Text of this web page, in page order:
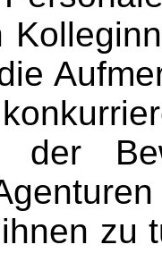
der
zu